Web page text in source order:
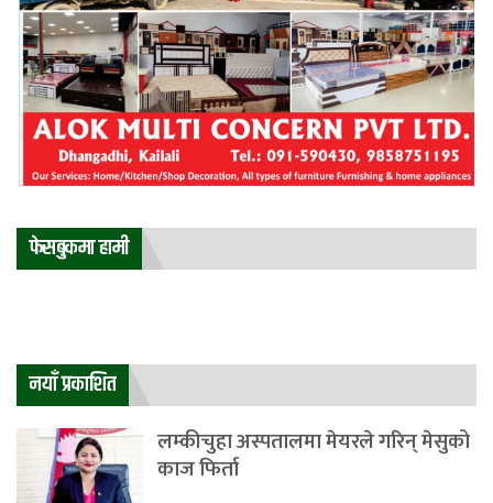
फेसबुकमा हामी
नयाँ प्रकाशित
लम्कीचुहा अस्पतालमा मेयरले गरिन् मेसुको
काज फिर्ता